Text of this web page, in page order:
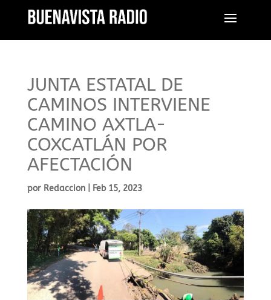
JUNTA ESTATAL DE
CAMINOS INTERVIENE
CAMINO AXTLA-
COXCATLÁN POR
AFECTACIÓN
por Redaccion| Feb 15, 2023